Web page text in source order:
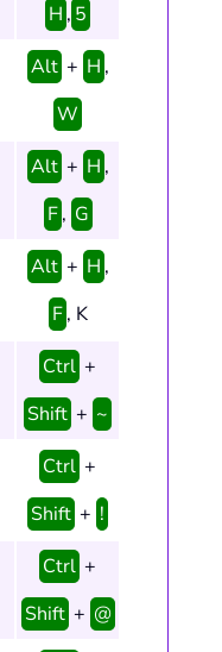
H , 5
Alt + H ,
W
Alt + H ,
F , G
Alt + H ,
F , K
Ctrl +
Shift + ~
Ctrl +
Shift + !
Ctrl +
Shift + @